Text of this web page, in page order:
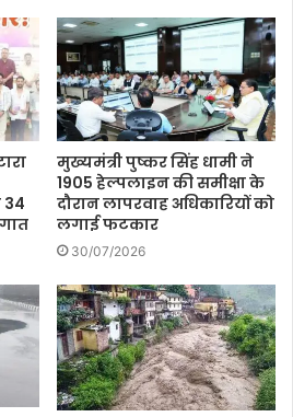
मुख्यमंत्री पुष्कर सिंह धामी ने
1905 हेल्पलाइन की समीक्षा के
दौरान लापरवाह अधिकारियों को
लगाई फटकार
30/07/2026